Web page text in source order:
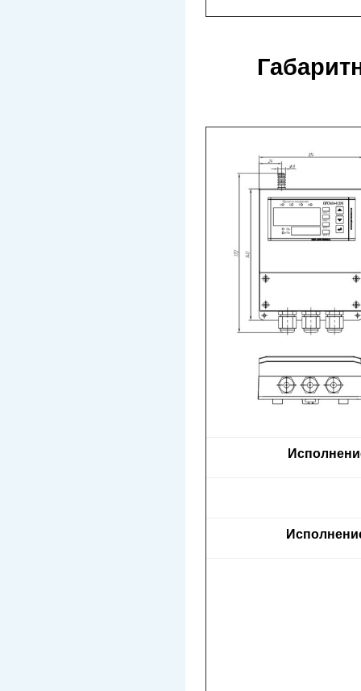
Г